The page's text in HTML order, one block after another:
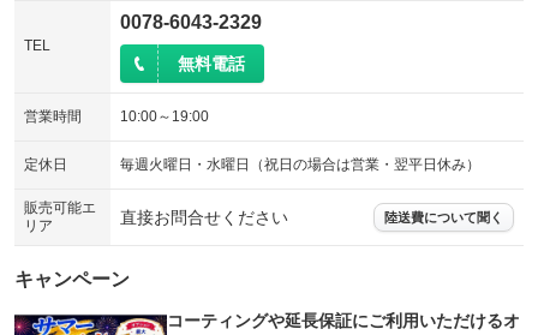
TEL
0078-6043-2329
無料電話
営業時間 10:00～19:00
定休日 毎週火曜日・水曜日（祝日の場合は営業・翌平日休み）
販売可能エ
リア
直接お問合せください 陸送費について聞く
キャンペーン
コーティングや延長保証にご利用いただけるオ